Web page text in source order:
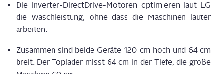
Die Inver­ter-Direct­Dri­ve-Moto­ren opti­mie­ren laut LG
die Wasch­leis­tung, ohne dass die Maschi­nen lau­ter
arbeiten.
Zusam­men sind bei­de Gerä­te 120 cm hoch und 64 cm
breit. Der Top­la­der misst 64 cm in der Tie­fe, die gro­ße